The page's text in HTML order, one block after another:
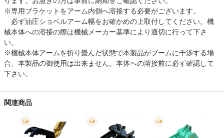
※専用ブラケットをアーム内側へ溶接する必要がございます。
必ず油圧ショベルアーム幅をお確かめの上取付してください。機
械本体への溶接の際は機械メーカー基準により適切に行って下さ
い。
※機械本体アームを折り畳んだ状態で本製品がブームに干渉する場
合、本製品の御使用は出来ません。本体への溶接前に必ず確認して
下さい。
関連商品